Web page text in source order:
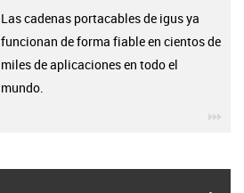
Las cadenas portacables de igus ya
funcionan de forma fiable en cientos de
miles de aplicaciones en todo el
mundo.